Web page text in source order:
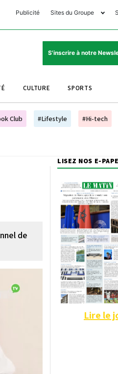
Publicité Sites du Groupe
Club Avantages
Le Matin Sports
Le Matin Store
Le Matin Annonces
Morocco Today Forum
Bookclub
Horaires de
Pharmacies
Programme
Cinéma
S'inscrire à notre
CULTURE SPORTS
Club #Lifestyle #Hi-tech
de
LISEZ NOS E-
Lire le